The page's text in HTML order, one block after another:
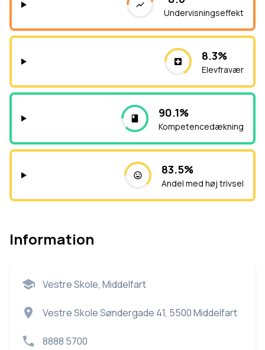
Undervisningseffekt
8.3%
Elevfravær
90.1%
Kompetencedækning
83.5%
Andel med høj trivsel
Information
Vestre Skole, Middelfart
Vestre Skole Søndergade 41, 5500 Middelfart
8888 5700